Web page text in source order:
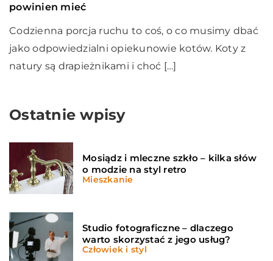
powinien mieć
Codzienna porcja ruchu to coś, o co musimy dbać
jako odpowiedzialni opiekunowie kotów. Koty z
natury są drapieżnikami i choć […]
Ostatnie wpisy
Mosiądz i mleczne szkło – kilka słów
o modzie na styl retro
Mieszkanie
Studio fotograficzne – dlaczego
warto skorzystać z jego usług?
Człowiek i styl